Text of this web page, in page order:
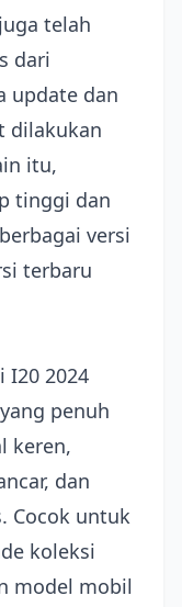
telah
dari
update dan
dilakukan
itu,
tinggi dan
versi
terbaru
I20 2024
penuh
keren,
dan
Cocok untuk
koleksi
model mobil